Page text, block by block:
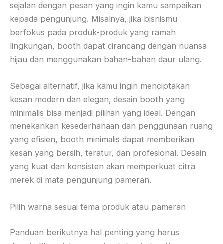
sejalan dengan pesan yang ingin kamu sampaikan
kepada pengunjung. Misalnya, jika bisnismu
berfokus pada produk-produk yang ramah
lingkungan, booth dapat dirancang dengan nuansa
hijau dan menggunakan bahan-bahan daur ulang.
Sebagai alternatif, jika kamu ingin menciptakan
kesan modern dan elegan, desain booth yang
minimalis bisa menjadi pilihan yang ideal. Dengan
menekankan kesederhanaan dan penggunaan ruang
yang efisien, booth minimalis dapat memberikan
kesan yang bersih, teratur, dan profesional. Desain
yang kuat dan konsisten akan memperkuat citra
merek di mata pengunjung pameran.
Pilih warna sesuai tema produk atau pameran
Panduan berikutnya hal penting yang harus